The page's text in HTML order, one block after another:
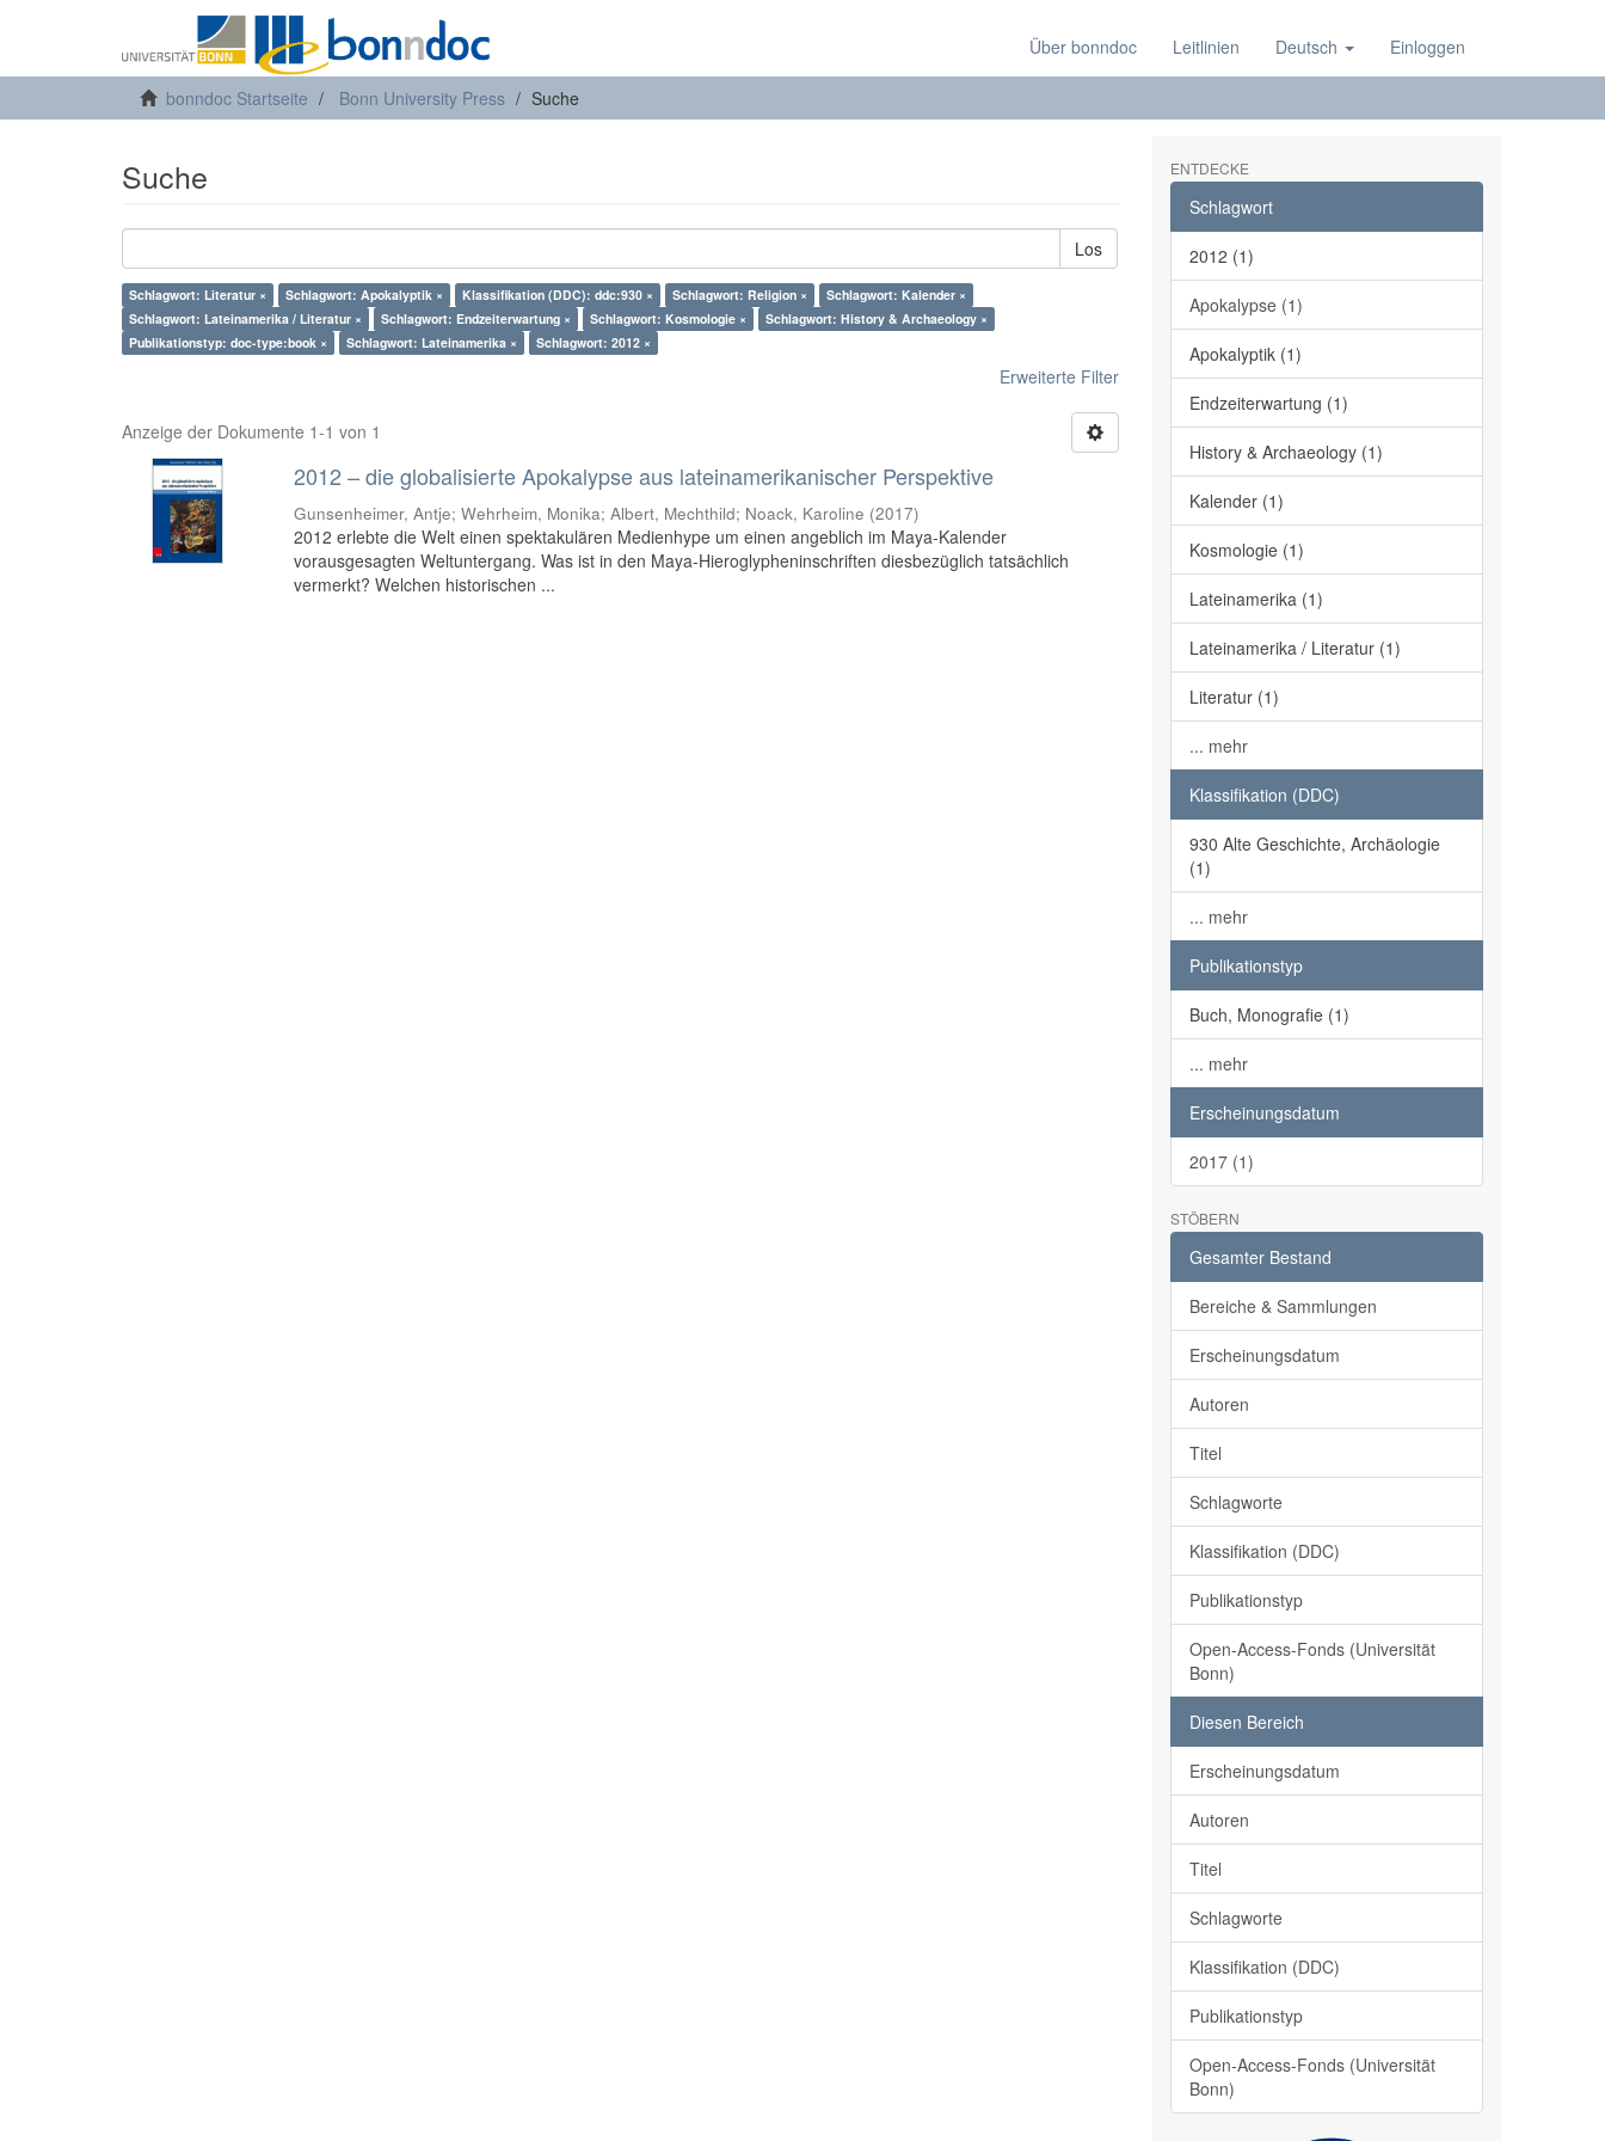
Über bonndoc Leitlinien Deutsch Einloggen
bonndoc Startseite Bonn University Press Suche
Suche
Los
Schlagwort: Literatur × Schlagwort: Apokalyptik × Klassifikation (DDC): ddc:930 × Schlagwort: Religion ×
Schlagwort: Kalender ×
Schlagwort: Lateinamerika / Literatur ×
Schlagwort: Endzeiterwartung × Schlagwort: Kosmologie ×
Schlagwort: History & Archaeology ×
Publikationstyp: doc-type:book ×
Schlagwort: Lateinamerika × Schlagwort: 2012 ×
Erweiterte Filter
Anzeige der Dokumente 1-1 von 1
2012 – die globalisierte Apokalypse aus lateinamerikanischer Perspektive
Gunsenheimer, Antje; Wehrheim, Monika; Albert, Mechthild; Noack, Karoline (2017)
2012 erlebte die Welt einen spektakulären Medienhype um einen angeblich im Maya-Kalender
vorausgesagten Weltuntergang. Was ist in den Maya-Hieroglypheninschriften diesbezüglich tatsächlich
vermerkt? Welchen historischen ...
ENTDECKE
Schlagwort
2012 (1)
Apokalypse (1)
Apokalyptik (1)
Endzeiterwartung (1)
History & Archaeology (1)
Kalender (1)
Kosmologie (1)
Lateinamerika (1)
Lateinamerika / Literatur (1)
Literatur (1)
... mehr
Klassifikation (DDC)
930 Alte Geschichte, Archäologie
(1)
... mehr
Publikationstyp
Buch, Monografie (1)
... mehr
Erscheinungsdatum
2017 (1)
STÖBERN
Gesamter Bestand
Bereiche & Sammlungen
Erscheinungsdatum
Autoren
Titel
Schlagworte
Klassifikation (DDC)
Publikationstyp
Open-Access-Fonds (Universität
Bonn)
Diesen Bereich
Erscheinungsdatum
Autoren
Titel
Schlagworte
Klassifikation (DDC)
Publikationstyp
Open-Access-Fonds (Universität
Bonn)